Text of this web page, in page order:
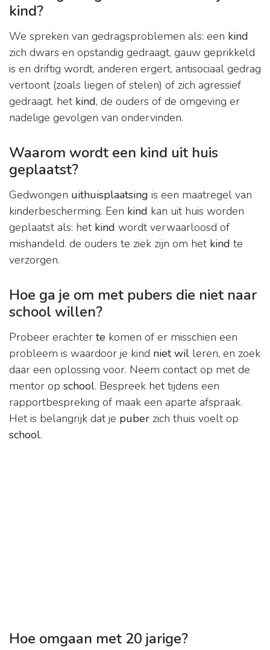
kind?
We spreken van gedragsproblemen als: een kind
zich dwars en opstandig gedraagt, gauw geprikkeld
is en driftig wordt, anderen ergert, antisociaal gedrag
vertoont (zoals liegen of stelen) of zich agressief
gedraagt. het kind, de ouders of de omgeving er
nadelige gevolgen van ondervinden.
Waarom wordt een kind uit huis
geplaatst?
Gedwongen uithuisplaatsing is een maatregel van
kinderbescherming. Een kind kan uit huis worden
geplaatst als: het kind wordt verwaarloosd of
mishandeld. de ouders te ziek zijn om het kind te
verzorgen.
Hoe ga je om met pubers die niet naar
school willen?
Probeer erachter te komen of er misschien een
probleem is waardoor je kind niet wil leren, en zoek
daar een oplossing voor. Neem contact op met de
mentor op school. Bespreek het tijdens een
rapportbespreking of maak een aparte afspraak.
Het is belangrijk dat je puber zich thuis voelt op
school.
Hoe omgaan met 20 jarige?